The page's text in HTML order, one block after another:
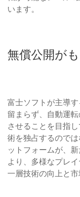
います。
無償公開が
富士ソフトが主導
留まらず、自動運
させることを目指
術を独占するので
ットフォームが、
より、多様なプレ
一層技術の向上と市